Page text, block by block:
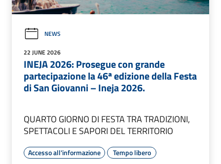
NEWS
22 JUNE 2026
INEJA 2026: Prosegue con grande
partecipazione la 46ª edizione della Festa
di San Giovanni – Ineja 2026.
QUARTO GIORNO DI FESTA TRA TRADIZIONI,
SPETTACOLI E SAPORI DEL TERRITORIO
Accesso all'informazione
Tempo libero